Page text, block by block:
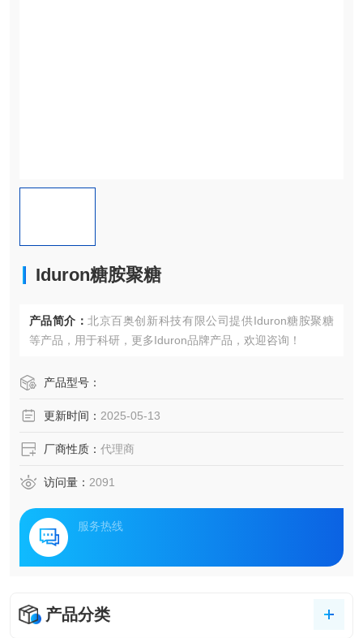
Iduron糖胺聚糖
产品简介： 北京百奥创新科技有限公司提供Iduron糖胺聚糖
等产品，用于科研，更多Iduron品牌产品，欢迎咨询！
产品型号：
更新时间： 2025-05-13
厂商性质： 代理商
访问量： 2091
服务热线
产品分类